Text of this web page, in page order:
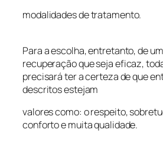
modalidades de tratamento.
Para a escolha, entretanto, de
recuperação que seja eficaz,
precisará ter a certeza de que
descritos estejam
valores como: o respeito,
conforto e muita qualidade.